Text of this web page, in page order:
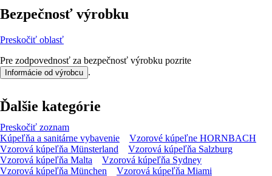
Bezpečnosť výrobku
Preskočiť oblasť
Pre zodpovednosť za bezpečnosť výrobku pozrite
Informácie od výrobcu .
Ďalšie kategórie
Preskočiť zoznam
Kúpeľňa a sanitárne vybavenie
Vzorové kúpeľne HORNBACH
Vzorová kúpeľňa Münsterland
Vzorová kúpeľňa Salzburg
Vzorová kúpeľňa Malta
Vzorová kúpeľňa Sydney
Vzorová kúpeľňa München
Vzorová kúpeľňa Miami